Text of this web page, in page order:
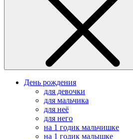
День рождения
для девочки
для мальчика
для неё
для него
на 1 годик мальчишке
на 1 годик малышке